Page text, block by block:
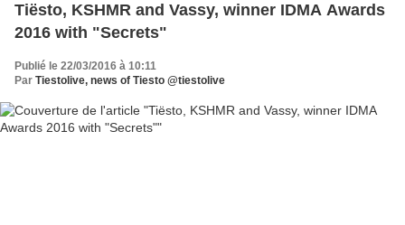
Tiësto, KSHMR and Vassy, winner IDMA Awards
2016 with "Secrets"
Publié le 22/03/2016 à 10:11
Par Tiestolive, news of Tiesto @tiestolive